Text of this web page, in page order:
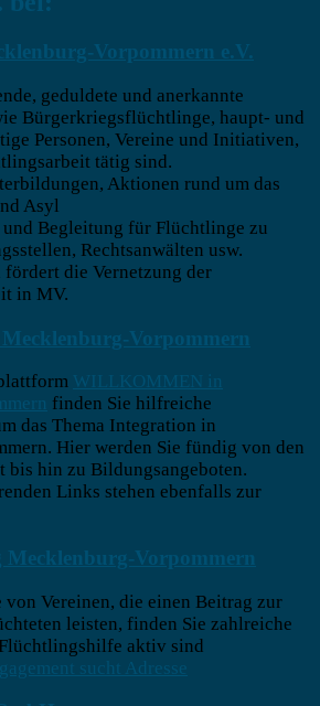
Vorpommern e.V.
geduldete und anerkannte
Bürgerkriegsflücht­linge, haupt- und
Personen, Vereine und Initiativen,
tätig sind.
Aktionen rund um das
Asyl
Begleitung für Flüchtlinge zu
Rechtsanwälten usw.
die Vernetzung der
in MV.
Vorpommern
WILLKOMMEN in
finden Sie hilfreiche
das Thema Integration in
Hier werden Sie fündig von den
bis hin zu Bildungsangeboten.
Links stehen ebenfalls zur
Mecklenburg-Vorpommern
Vereinen, die einen Beitrag zur
leisten, finden Sie zahlreiche
aktiv sind
sucht Adresse